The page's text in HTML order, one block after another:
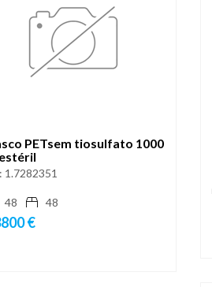
PETsem tiosulfato 1000
1.7282351
48 48
€